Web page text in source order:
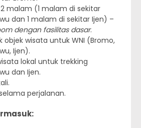
malam (1 malam di sekitar
dan 1 malam di sekitar Ijen) –
dengan fasilitas dasar.
objek wisata untuk WNI (Bromo,
Ijen).
lokal untuk trekking
dan Ijen.
perjalanan.